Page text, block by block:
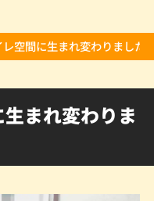
レ空間に生まれ変わりました
まれ変わりま